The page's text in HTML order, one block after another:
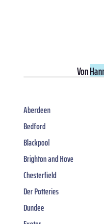
Von
Aberdeen
Bedford
Blackpool
Brighton and Hove
Chesterfield
Der Potteries
Dundee